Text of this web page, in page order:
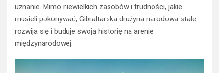
uznanie. Mimo niewielkich zasobów i trudności, jakie
musieli pokonywać, Gibraltarska drużyna narodowa stale
rozwija się i buduje swoją historię na arenie
międzynarodowej.